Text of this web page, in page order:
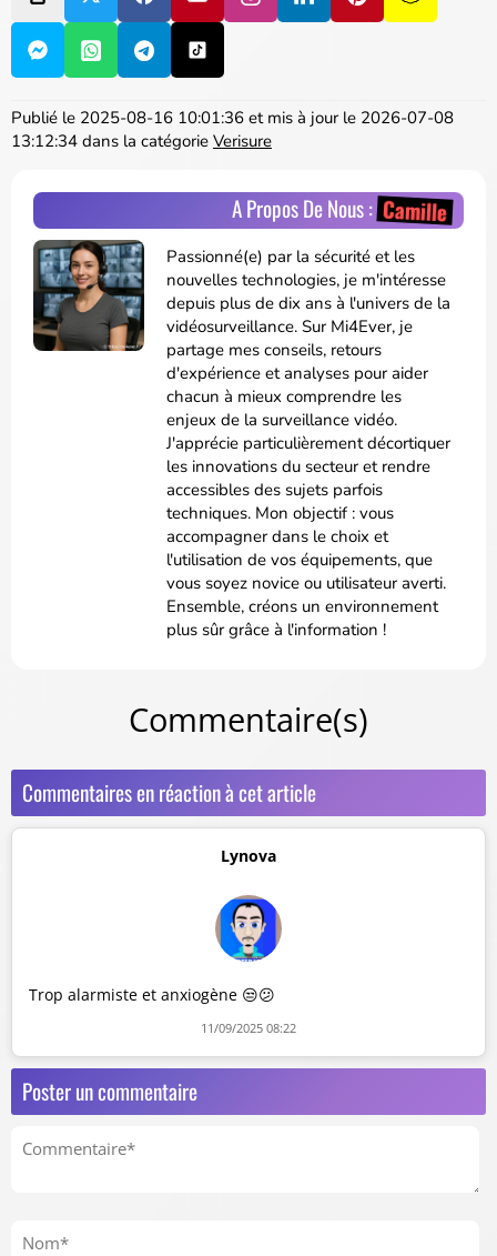
Publié le 2025-08-16 10:01:36 et mis à jour le 2026-07-08
13:12:34 dans la catégorie Verisure
A Propos De Nous :Camille
Passionné(e) par la sécurité et les
nouvelles technologies, je m'intéresse
depuis plus de dix ans à l'univers de la
vidéosurveillance. Sur Mi4Ever, je
partage mes conseils, retours
d'expérience et analyses pour aider
chacun à mieux comprendre les
enjeux de la surveillance vidéo.
J'apprécie particulièrement décortiquer
les innovations du secteur et rendre
accessibles des sujets parfois
techniques. Mon objectif : vous
accompagner dans le choix et
l'utilisation de vos équipements, que
vous soyez novice ou utilisateur averti.
Ensemble, créons un environnement
plus sûr grâce à l'information !
Commentaire(s)
Commentaires en réaction à cet article
Lynova
Trop alarmiste et anxiogène 😒😕
11/09/2025 08:22
Poster un commentaire